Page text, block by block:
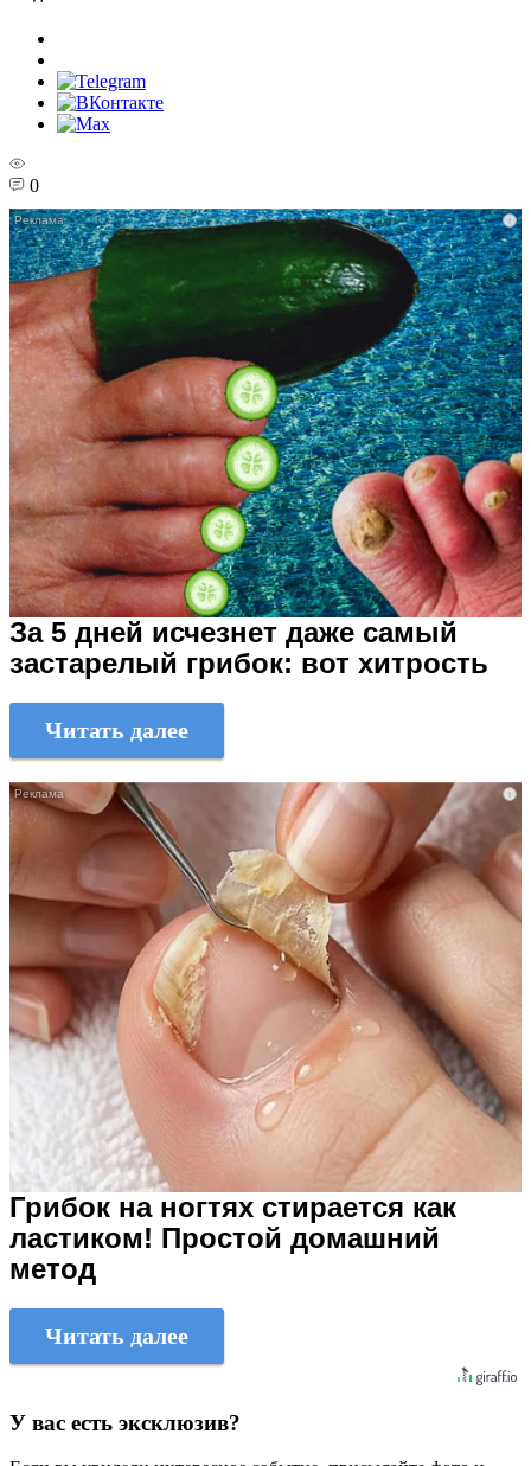
0
i
За 5 дней исчезнет даже самый
застарелый грибок: вот хитрость
Читать далее
i
Грибок на ногтях стирается как
ластиком! Простой домашний
метод
Читать далее
У вас есть эксклюзив?